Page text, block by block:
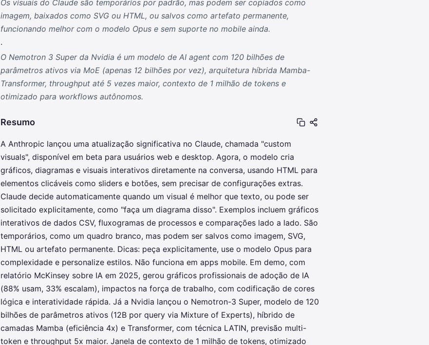
Os visuais do Claude são temporários por padrão, mas podem ser copiados como
imagem, baixados como SVG ou HTML, ou salvos como artefato permanente,
funcionando melhor com o modelo Opus e sem suporte no mobile ainda.
.
O Nemotron 3 Super da Nvidia é um modelo de AI agent com 120 bilhões de
parâmetros ativos via MoE (apenas 12 bilhões por vez), arquitetura híbrida Mamba-
Transformer, throughput até 5 vezes maior, contexto de 1 milhão de tokens e
otimizado para workflows autônomos.
Resumo
A Anthropic lançou uma atualização significativa no Claude, chamada "custom
visuals", disponível em beta para usuários web e desktop. Agora, o modelo cria
gráficos, diagramas e visuais interativos diretamente na conversa, usando HTML para
elementos clicáveis como sliders e botões, sem precisar de configurações extras.
Claude decide automaticamente quando um visual é melhor que texto, ou pode ser
solicitado explicitamente, como "faça um diagrama disso". Exemplos incluem gráficos
interativos de dados CSV, fluxogramas de processos e comparações lado a lado. São
temporários, como um quadro branco, mas podem ser salvos como imagem, SVG,
HTML ou artefato permanente. Dicas: peça explicitamente, use o modelo Opus para
complexidade e personalize estilos. Não funciona em apps mobile. Em demo, com
relatório McKinsey sobre IA em 2025, gerou gráficos profissionais de adoção de IA
(88% usam, 33% escalam), impactos na força de trabalho, com codificação de cores
lógica e interatividade rápida. Já a Nvidia lançou o Nemotron-3 Super, modelo de 120
bilhões de parâmetros ativos (12B por query via Mixture of Experts), híbrido de
camadas Mamba (eficiência 4x) e Transformer, com técnica LATIN, previsão multi-
token e throughput 5x maior. Janela de contexto de 1 milhão de tokens, otimizado